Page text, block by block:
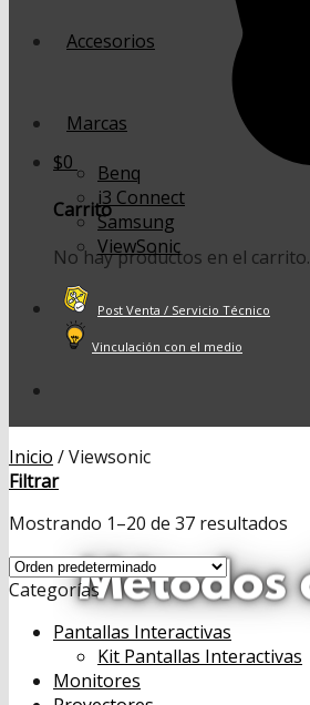
$0
Carrito
No hay productos en el carrito.
Accesorios
Marcas
Benq
i3 Connect
Samsung
ViewSonic
Post Venta / Servicio Técnico
Vinculación con el medio
Inicio /Viewsonic
Filtrar
Mostrando 1–20 de 37 resultados
Categorías
Pantallas Interactivas
Kit Pantallas Interactivas
Monitores